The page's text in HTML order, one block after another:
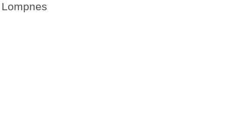
Lompnes